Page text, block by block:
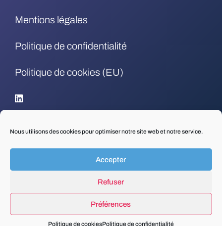
Nous utilisons des cookies pour optimiser notre site web et notre service.
Accepter
Refuser
Préférences
Politique de cookiesPolitique de confidentialité
Mentions légales
Politique de confidentialité
Politique de cookies (EU)